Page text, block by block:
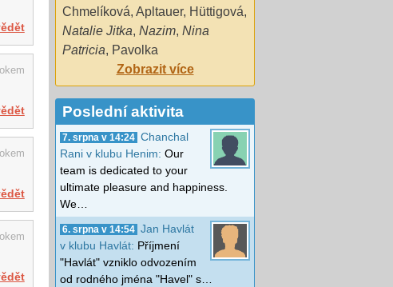
Chmelíková, Apltauer, Hüttigová,
Natalie Jitka, Nazim, Nina
Patricia, Pavolka
Zobrazit více
Poslední aktivita
7. srpna v 14:24 Chanchal
Rani v klubu Henim: Our
team is dedicated to your
ultimate pleasure and happiness.
We…
6. srpna v 14:54 Jan Havlát
v klubu Havlát: Příjmení
"Havlát" vzniklo odvozením
od rodného jména "Havel" s…